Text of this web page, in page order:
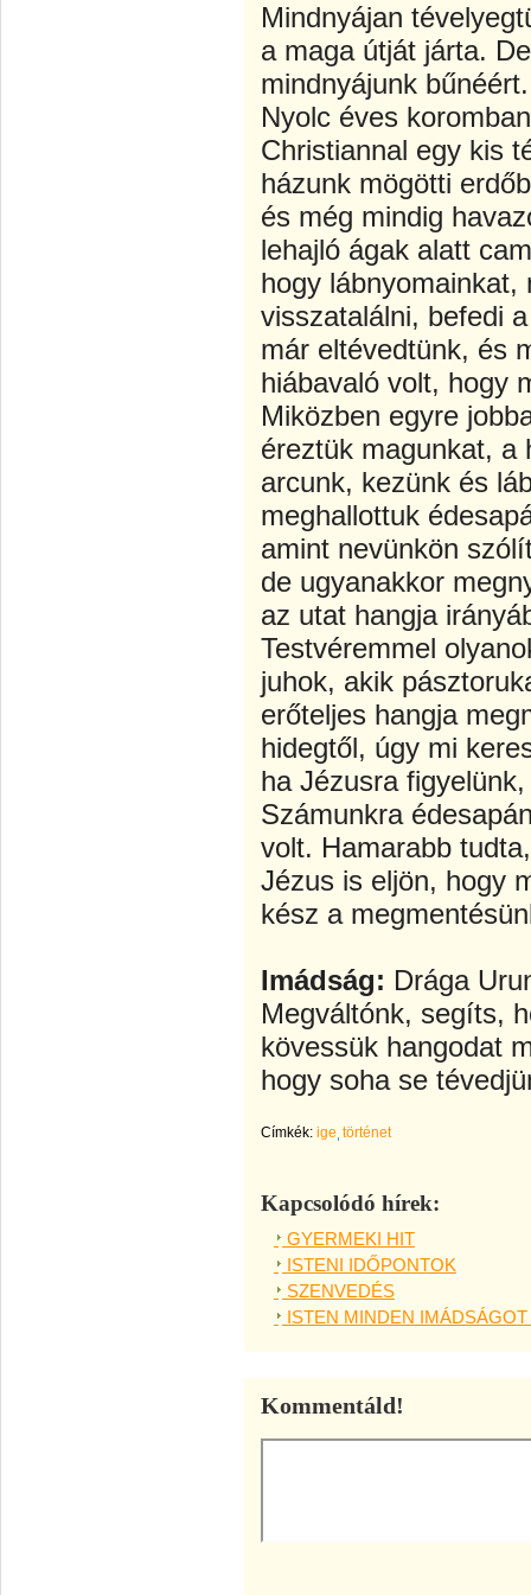
Mindnyájan
a maga útját járta.
mindnyájunk
Nyolc éves
Christiannal egy kis
házunk mögötti
és még mindig
lehajló ágak alatt
hogy
visszatalálni, befedi
már eltévedtünk, és
hiábavaló volt, hogy
Miközben egyre
éreztük magunkat, a
arcunk, kezünk és
meghallottuk
amint nevünkön
de ugyanakkor
az utat hangja
Testvéremmel
juhok, akik
erőteljes hangja
hidegtől, úgy mi
ha Jézusra
Számunkra
volt. Hamarabb
Jézus is eljön, hogy
kész a
Imádság: Drága
Megváltónk, segíts,
kövessük hangodat
hogy soha se
Címkék: ige történet
Kapcsolódó hírek:
GYERMEKI HIT
ISTENI IDŐPONTOK
SZENVEDÉS
ISTEN MINDEN IMÁDSÁGOT
Kommentáld!